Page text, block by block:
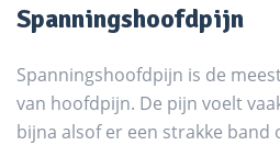
Spanningshoofdpijn
Spanningshoofdpijn is de
van hoofdpijn. De pijn voelt
bijna alsof er een strakke band